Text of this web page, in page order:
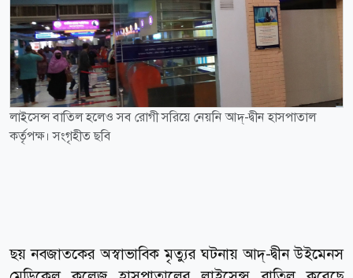
লাইসেন্স বাতিল হলেও সব রোগী সরিয়ে নেয়নি আদ্-দ্বীন হাসপাতাল
কর্তৃপক্ষ। সংগৃহীত ছবি
ছয় নবজাতকের অস্বাভাবিক মৃত্যুর ঘটনায় আদ্-দ্বীন উইমেনস